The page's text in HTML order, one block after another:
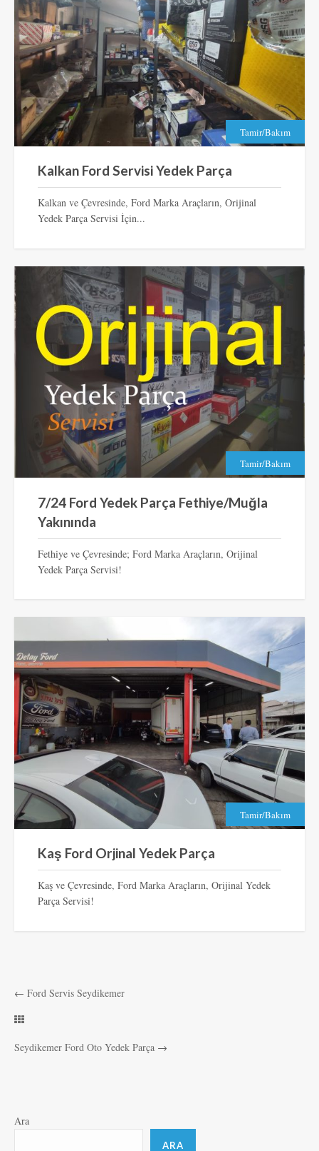
Tamir/Bakım
Kalkan Ford Servisi Yedek Parça
Kalkan ve Çevresinde, Ford Marka Araçların, Orijinal
Yedek Parça Servisi İçin...
Tamir/Bakım
7/24 Ford Yedek Parça Fethiye/Muğla
Yakınında
Fethiye ve Çevresinde; Ford Marka Araçların, Orijinal
Yedek Parça Servisi!
Tamir/Bakım
Kaş Ford Orjinal Yedek Parça
Kaş ve Çevresinde, Ford Marka Araçların, Orijinal Yedek
Parça Servisi!
← Ford Servis Seydikemer
Seydikemer Ford Oto Yedek Parça →
Ara
ARA